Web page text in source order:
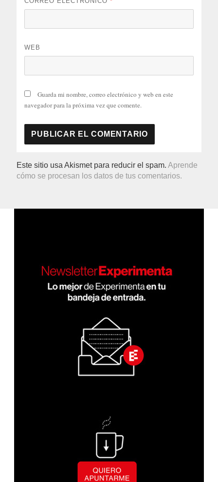
WEB
Guarda mi nombre, correo electrónico y web en este
navegador para la próxima vez que comente.
Este sitio usa Akismet para reducir el spam.Aprende
cómo se procesan los datos de tus comentarios.